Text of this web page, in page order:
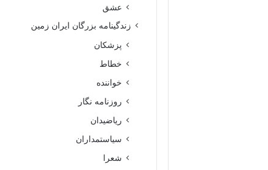
عشق
زندگینامه بزرگان ایران زمین
پزشکان
خطاط
خواننده
روزنامه نگار
ریاضیدان
سیاستمداران
شعرا